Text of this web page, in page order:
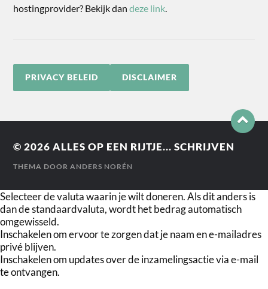
hostingprovider? Bekijk dandeze link
PRIVACY BELEID DISCLAIMER
© 2026ALLES OP EEN RIJTJE... SCHRIJVEN
THEMA DOORANDERS NORÉN
Selecteer de valuta waarin je wilt doneren. Als dit anders is
dan de standaardvaluta, wordt het bedrag automatisch
omgewisseld.
Inschakelen om ervoor te zorgen dat je naam en e-mailadres
privé blijven.
Inschakelen om updates over de inzamelingsactie via e-mail
te ontvangen.